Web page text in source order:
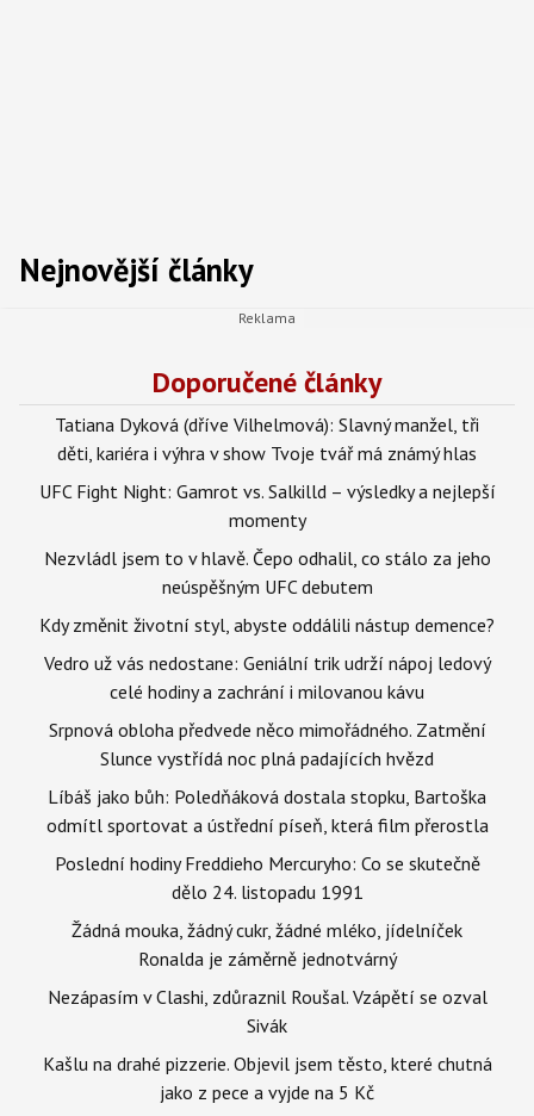
Nejnovější články
Doporučené články
Tatiana Dyková (dříve Vilhelmová): Slavný manžel, tři
děti, kariéra i výhra v show Tvoje tvář má známý hlas
UFC Fight Night: Gamrot vs. Salkilld – výsledky a nejlepší
momenty
Nezvládl jsem to v hlavě. Čepo odhalil, co stálo za jeho
neúspěšným UFC debutem
Kdy změnit životní styl, abyste oddálili nástup demence?
Vedro už vás nedostane: Geniální trik udrží nápoj ledový
celé hodiny a zachrání i milovanou kávu
Srpnová obloha předvede něco mimořádného. Zatmění
Slunce vystřídá noc plná padajících hvězd
Líbáš jako bůh: Poledňáková dostala stopku, Bartoška
odmítl sportovat a ústřední píseň, která film přerostla
Poslední hodiny Freddieho Mercuryho: Co se skutečně
dělo 24. listopadu 1991
Žádná mouka, žádný cukr, žádné mléko, jídelníček
Ronalda je záměrně jednotvárný
Nezápasím v Clashi, zdůraznil Roušal. Vzápětí se ozval
Sivák
Kašlu na drahé pizzerie. Objevil jsem těsto, které chutná
jako z pece a vyjde na 5 Kč